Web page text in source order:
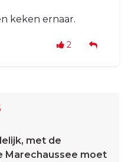
keken ernaar.
2
met de
Marechaussee moet